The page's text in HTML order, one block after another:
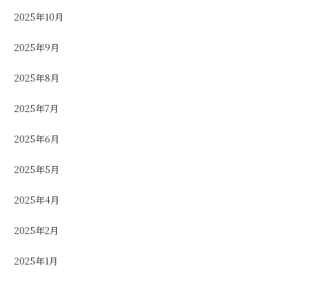
2025年10月
2025年9月
2025年8月
2025年7月
2025年6月
2025年5月
2025年4月
2025年2月
2025年1月